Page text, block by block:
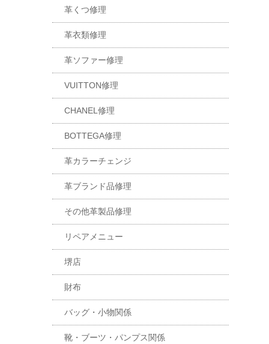
革くつ修理
革衣類修理
革ソファー修理
VUITTON修理
CHANEL修理
BOTTEGA修理
革カラーチェンジ
革ブランド品修理
その他革製品修理
リペアメニュー
堺店
財布
バッグ・小物関係
靴・ブーツ・パンプス関係